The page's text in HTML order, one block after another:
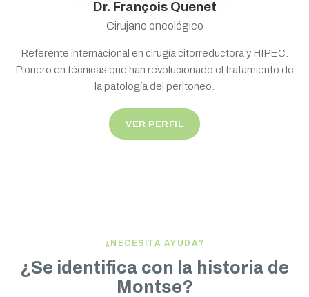
Dr. François Quenet
Cirujano oncológico
Referente internacional en cirugía citorreductora y HIPEC.
Pionero en técnicas que han revolucionado el tratamiento de
la patología del peritoneo.
VER PERFIL
¿NECESITA AYUDA?
¿Se identifica con la historia de
Montse?